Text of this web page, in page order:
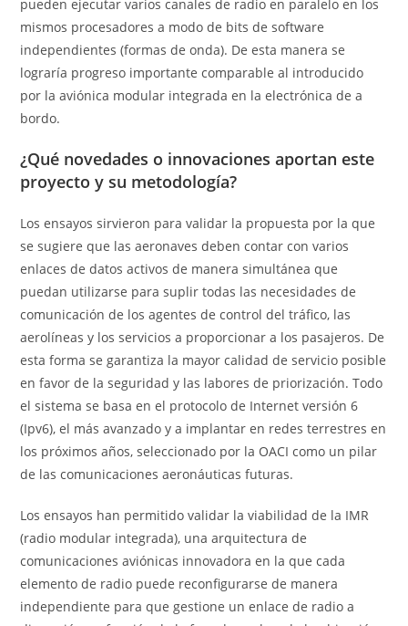
pueden ejecutar varios canales de radio en paralelo en los
mismos procesadores a modo de bits de software
independientes (formas de onda). De esta manera se
lograría progreso importante comparable al introducido
por la aviónica modular integrada en la electrónica de a
bordo.
¿Qué novedades o innovaciones aportan este
proyecto y su metodología?
Los ensayos sirvieron para validar la propuesta por la que
se sugiere que las aeronaves deben contar con varios
enlaces de datos activos de manera simultánea que
puedan utilizarse para suplir todas las necesidades de
comunicación de los agentes de control del tráfico, las
aerolíneas y los servicios a proporcionar a los pasajeros. De
esta forma se garantiza la mayor calidad de servicio posible
en favor de la seguridad y las labores de priorización. Todo
el sistema se basa en el protocolo de Internet versión 6
(Ipv6), el más avanzado y a implantar en redes terrestres en
los próximos años, seleccionado por la OACI como un pilar
de las comunicaciones aeronáuticas futuras.
Los ensayos han permitido validar la viabilidad de la IMR
(radio modular integrada), una arquitectura de
comunicaciones aviónicas innovadora en la que cada
elemento de radio puede reconfigurarse de manera
independiente para que gestione un enlace de radio a